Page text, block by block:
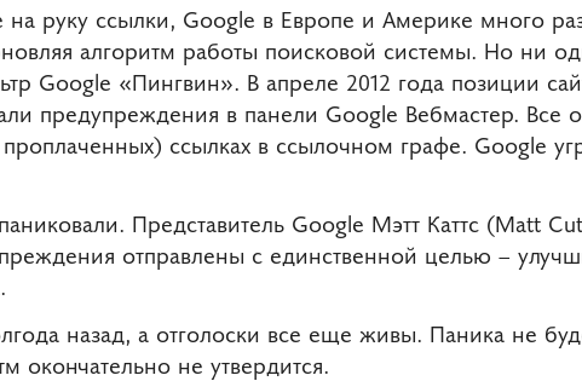
на руку ссылки, Google в Европе и Америке много
алгоритм работы поисковой системы. Но ни
Google «Пингвин». В апреле 2012 года позиции
предупреждения в панели Google Вебмастер. Все
ссылках в ссылочном графе. Google
Представитель Google Мэтт Каттс (Matt
отправлены с единственной целью –
назад, а отголоски все еще живы. Паника не
окончательно не утвердится.